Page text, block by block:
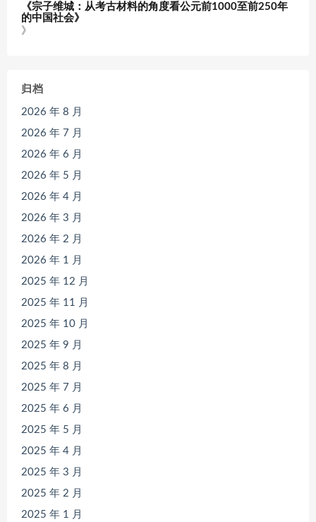
《宗子维城：从考古材料的角度看公元前1000至前250年
的中国社会》
》
归档
2026 年 8 月
2026 年 7 月
2026 年 6 月
2026 年 5 月
2026 年 4 月
2026 年 3 月
2026 年 2 月
2026 年 1 月
2025 年 12 月
2025 年 11 月
2025 年 10 月
2025 年 9 月
2025 年 8 月
2025 年 7 月
2025 年 6 月
2025 年 5 月
2025 年 4 月
2025 年 3 月
2025 年 2 月
2025 年 1 月